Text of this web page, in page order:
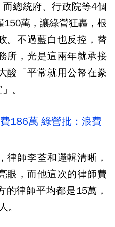
總統府、行政院等4個
萬，讓綠營狂轟，根
。不過藍白也反控，替
所，光是這兩年就承接
酸「平常就用公帑在豢
。
186萬 綠營批：浪費
律師李荃和邏輯清晰，
眼，而他這次的律師費
的律師平均都是15萬，
。